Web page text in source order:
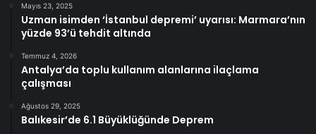
Mayıs 23, 2025
Uzman isimden ‘İstanbul depremi’ uyarısı: Marmara’nın
yüzde 93’ü tehdit altında
Temmuz 4, 2026
Antalya’da toplu kullanım alanlarına ilaçlama
çalışması
Ağustos 29, 2025
Balıkesir’de 6.1 Büyüklüğünde Deprem